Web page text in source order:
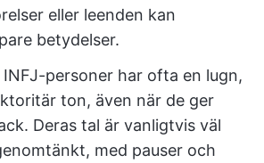
eller leenden kan
betydelser.
INFJ-personer har ofta en lugn,
ton, även när de ger
Deras tal är vanligtvis väl
med pauser och